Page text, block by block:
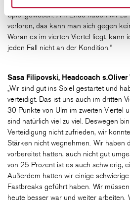
„Wenn wir gewonnen hätten, wäre
Spiel gewesen. Am Ende haben wir zu
verloren, das kann man sich gegen
Woran es im vierten Viertel liegt, kann
jeden Fall nicht an der Kondition.“
Sasa Filipovski, Headcoach s.Oliver
„Wir sind gut ins Spiel gestartet und
verteidigt. Das ist uns auch im dritten
30 Punkte von Ulm im zweiten Viertel
sind natürlich viel zu viel. Deswegen
Verteidigung nicht zufrieden, wir
Stärken nicht wegnehmen. Wir haben
vorbereitet hatten, auch nicht gut
von 25 Prozent ist es auch schwierig,
Außerdem hatten wir einige
Fastbreaks geführt haben. Wir
heute besser war und weiter arbeiten.